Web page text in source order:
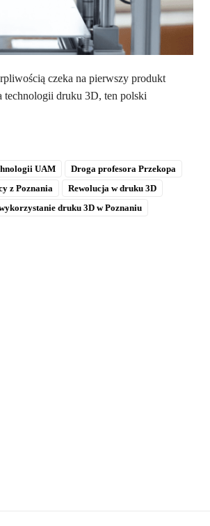
czeka na pierwszy produkt
druku 3D, ten polski
UAM
Droga profesora Przekopa
z Poznania
Rewolucja w druku 3D
druku 3D w Poznaniu